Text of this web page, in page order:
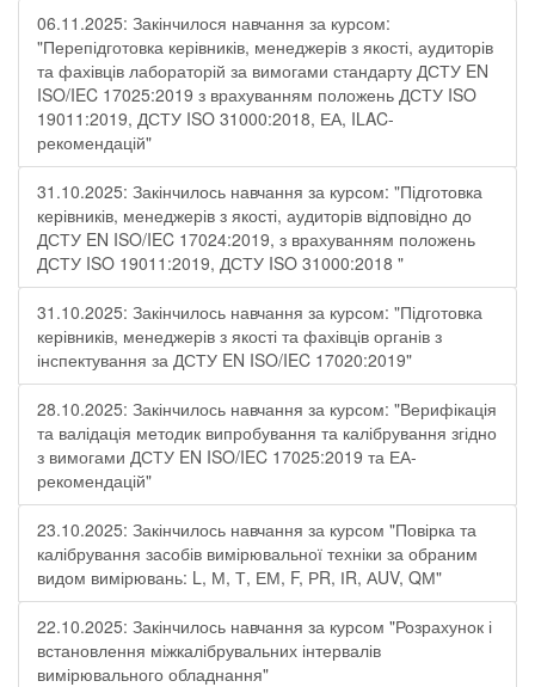
06.11.2025: Закінчилося навчання за курсом:
"Перепідготовка керівників, менеджерів з якості, аудиторів
та фахівців лабораторій за вимогами стандарту ДСТУ EN
ISO/IEC 17025:2019 з врахуванням положень ДСТУ ISO
19011:2019, ДСТУ ISO 31000:2018, ЕА, ILAC-
рекомендацій"
31.10.2025: Закінчилось навчання за курсом: "Підготовка
керівників, менеджерів з якості, аудиторів відповідно до
ДСТУ EN ISO/IEC 17024:2019, з врахуванням положень
ДСТУ ISO 19011:2019, ДСТУ ISO 31000:2018 "
31.10.2025: Закінчилось навчання за курсом: "Підготовка
керівників, менеджерів з якості та фахівців органів з
інспектування за ДСТУ EN ISO/IEC 17020:2019"
28.10.2025: Закінчилось навчання за курсом: "Верифікація
та валідація методик випробування та калібрування згідно
з вимогами ДСТУ EN ISO/IEC 17025:2019 та ЕА-
рекомендацій"
23.10.2025: Закінчилось навчання за курсом "Повірка та
калібрування засобів вимірювальної техніки за обраним
видом вимірювань: L, М, Т, ЕМ, F, РR, ІR, АUV, QМ"
22.10.2025: Закінчилось навчання за курсом "Розрахунок і
встановлення міжкалібрувальних інтервалів
вимірювального обладнання"